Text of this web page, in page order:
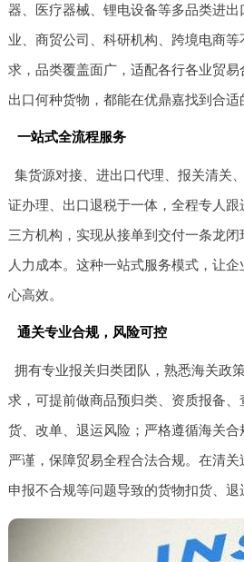
器、医疗器械、锂电设备等多品类进
业、商贸公司、科研机构、跨境电商
求，品类覆盖面广，适配各行各业贸
出口何种货物，都能在优鼎嘉找到合适
一站式全流程服务
集货源对接、进出口代理、报关清关
证办理、出口退税于一体，全程专人跟
三方机构，实现从接单到交付一条龙
人力成本。这种一站式服务模式，让
心高效。
通关专业合规，风险可控
拥有专业报关归类团队，熟悉海关政
求，可提前做商品预归类、资质报备
货、改单、退运风险；严格遵循海关
严谨，保障贸易全程合法合规。在清
申报不合规等问题导致的货物扣货、退